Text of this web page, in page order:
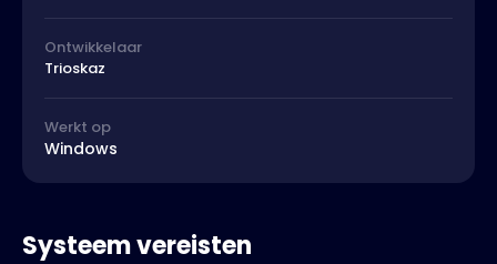
Ontwikkelaar
Trioskaz
Werkt op
Windows
Systeem vereisten